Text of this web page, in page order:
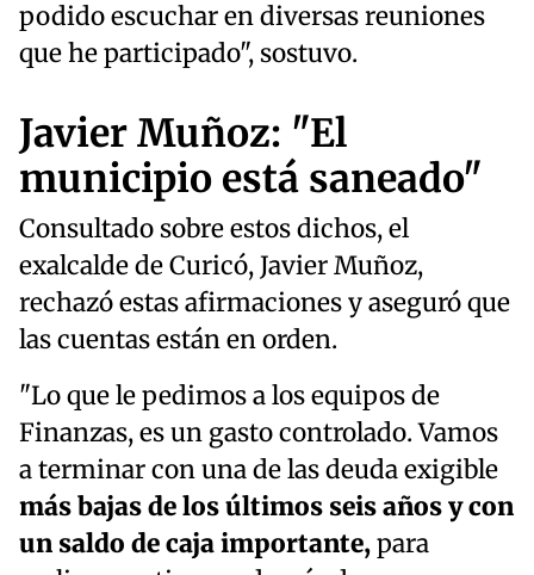
podido escuchar en diversas reuniones
que he participado", sostuvo.
Javier Muñoz: "El
municipio está saneado"
Consultado sobre estos dichos, el
exalcalde de Curicó, Javier Muñoz,
rechazó estas afirmaciones y aseguró que
las cuentas están en orden.
"Lo que le pedimos a los equipos de
Finanzas, es un gasto controlado. Vamos
a terminar con una de las deuda exigible
más bajas de los últimos seis años y con
un saldo de caja importante,para